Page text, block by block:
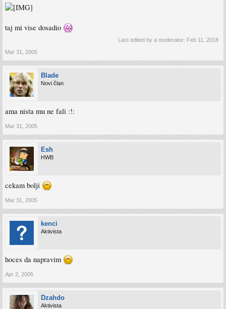
taj mi vise dosadio
Last edited by a moderator: Feb 11, 2018
Mar 31, 2005
Blade
Novi član
ama nista mu ne fali :!:
Mar 31, 2005
Esh
HWB
cekam bolji
Mar 31, 2005
kenci
Aktivista
hoces da napravim
Apr 2, 2005
Dzahdo
Aktivista